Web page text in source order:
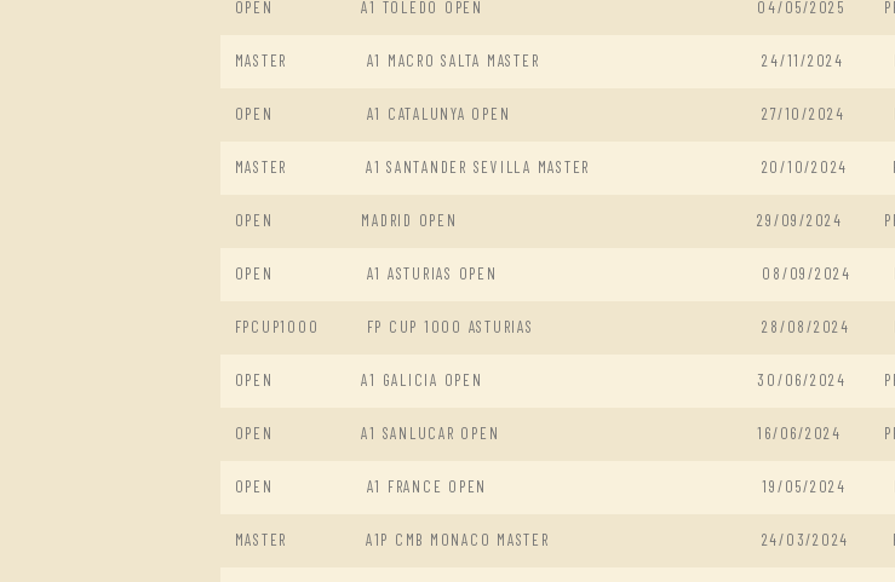
OPEN A1 TOLEDO OPEN 04/05/2025
MASTER A1 MACRO SALTA MASTER 24/11/2024
OPEN A1 CATALUNYA OPEN 27/10/2024
MASTER A1 SANTANDER SEVILLA MASTER 20/10/2024
OPEN MADRID OPEN 29/09/2024
OPEN A1 ASTURIAS OPEN 08/09/2024
FPCUP1000 FP CUP 1000 ASTURIAS 28/08/2024
OPEN A1 GALICIA OPEN 30/06/2024
OPEN A1 SANLUCAR OPEN 16/06/2024
OPEN A1 FRANCE OPEN 19/05/2024
MASTER A1P CMB MONACO MASTER 24/03/2024